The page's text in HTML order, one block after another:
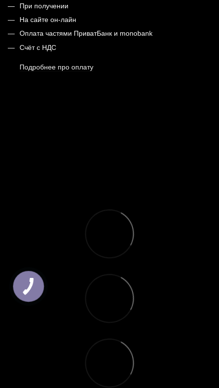
При получении
На сайте он-лайн
Оплата частями ПриватБанк и monobank
Счёт с НДС
Подробнее про оплату